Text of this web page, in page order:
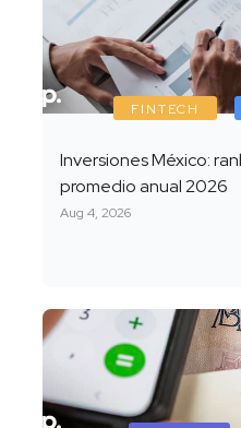
FINTECH
Inversiones México:
promedio anual 2026
Aug 4, 2026